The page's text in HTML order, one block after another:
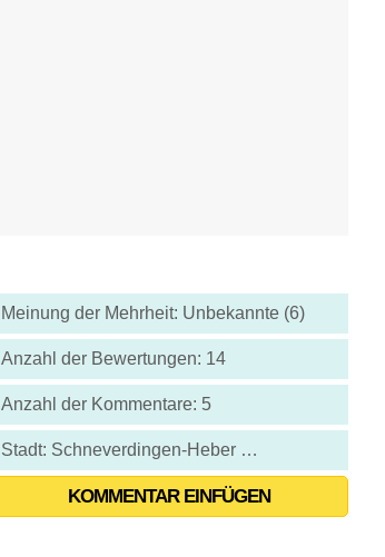
Meinung der Mehrheit: Unbekannte (6)
Anzahl der Bewertungen: 14
Anzahl der Kommentare: 5
Stadt: Schneverdingen-Heber - Deutschland
KOMMENTAR EINFÜGEN